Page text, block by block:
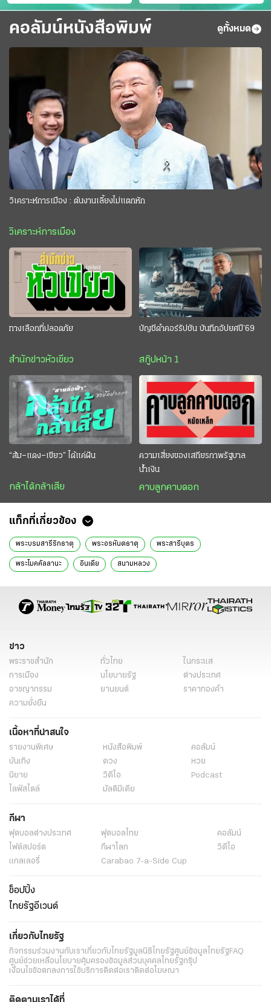
ขาแข้งชั่วคราว
"หนู" กอด "หนิม" สยบลือ
คอลัมน์หนังสือพิมพ์ ดูทั้งหมด
วิเคราะห์การเมือง : ต้นงานเลี้ยงไม่แตกหัก
วิเคราะห์การเมือง
ทางเลือกที่ปลอดภัย
สำนักข่าวหัวเขียว
บัญชีดำคอร์รัปชัน บันทึกอัปยศปี’69
สกู๊ปหน้า 1
“ส้ม–แดง–เขียว” ได้แค่ฝัน
กล้าได้กล้าเสีย
ความเสี่ยงของเสถียรภาพรัฐบาล
น้ำเงิน
คาบลูกคาบดอก
แท็กที่เกี่ยวข้อง
พระบรมสารีริกธาตุ พระอรหันตธาตุ พระสารีบุตร
พระโมคคัลลานะ อินเดีย สนามหลวง
ข่าววันนี้
ข่าว
พระราชสำนัก ทั่วไทย
ในกระแส
การเมือง
นโยบายรัฐ
ต่างประเทศ
อาชญากรรม
ยานยนต์
ราคาทองคำ
ความยั่งยืน
เนื้อหาที่น่าสนใจ
รายงานพิเศษ หนังสือพิมพ์
คอลัมน์
บันเทิง
ดวง
หวย
นิยาย
วิดีโอ
Podcast
ไลฟ์สไตล์
มัลติมีเดีย
กีฬา
ฟุตบอลต่่างประเทศ ฟุตบอลไทย
คอลัมน์
ไฟต์สปอร์ต
กีฬาโลก
วิดีโอ
แกลเลอรี่
Carabao 7-a-Side Cup
ช็อปปิ้ง
ไทยรัฐอีเวนต์
เกี่ยวกับไทยรัฐ
กิจกรรมร่วมงานกับเราเกี่ยวกับไทยรัฐมูลนิธิไทยรัฐศูนย์ข้อมูลไทยรัฐFAQ
ศูนย์ช่วยเหลือนโยบายคุ้มครองข้อมูลส่วนบุคคลไทยรัฐกรุ๊ป
เงื่อนไขข้อตกลงการใช้บริการติดต่อเราติดต่อโฆษณา